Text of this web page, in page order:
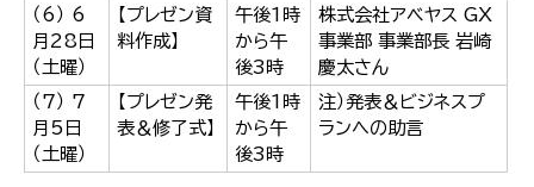
（6） 6
月28日
（土曜）
【プレゼン資
料作成】
午後1時
から午
後3時
株式会社アベヤス GX
事業部 事業部長 岩崎
慶太さん
（7） 7
月5日
（土曜）
【プレゼン発
表＆修了式】
午後1時
から午
後3時
注）発表＆ビジネスプ
ランへの助言